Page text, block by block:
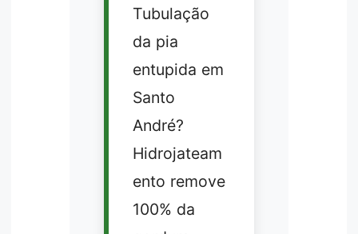
Tubulação
da pia
entupida em
Santo
André?
Hidrojateam
ento remove
100% da